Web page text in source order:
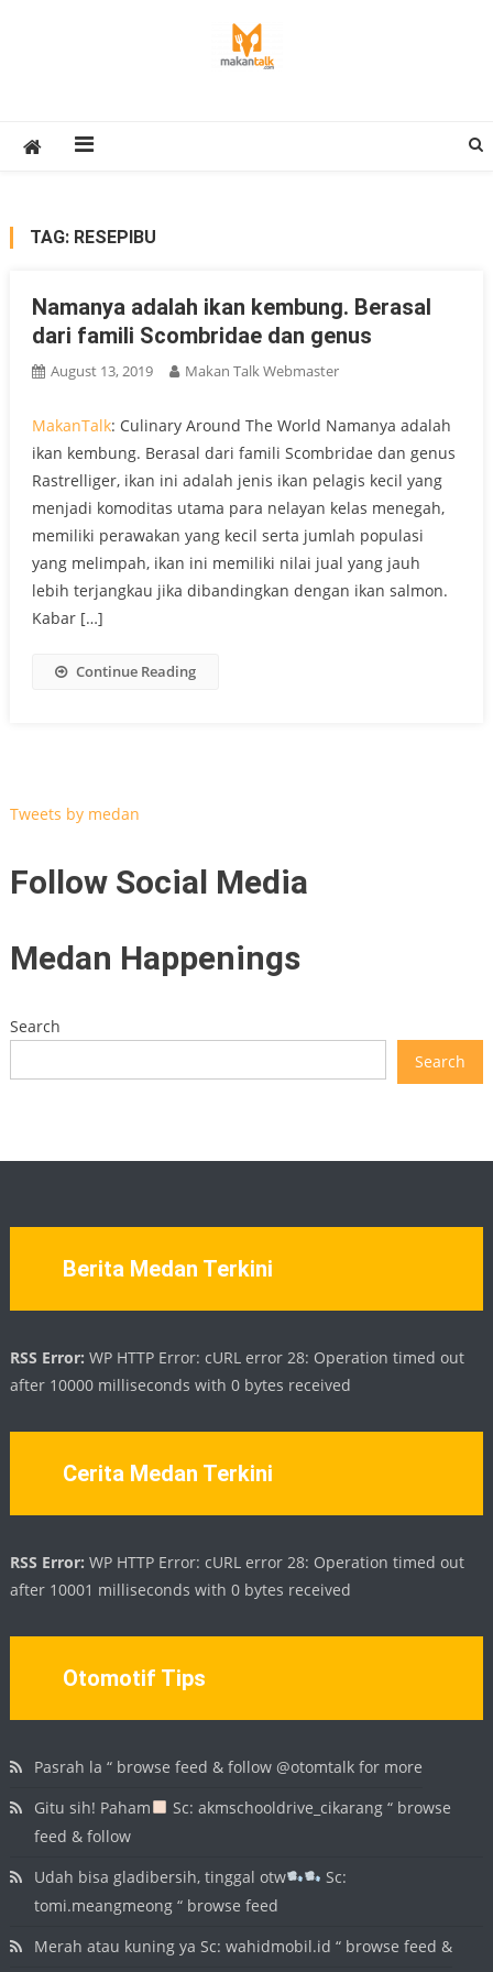
TAG: RESEPIBU
Namanya adalah ikan kembung. Berasal
dari famili Scombridae dan genus
August 13, 2019 Makan Talk Webmaster
MakanTalk: Culinary Around The World Namanya adalah
ikan kembung. Berasal dari famili Scombridae dan genus
Rastrelliger, ikan ini adalah jenis ikan pelagis kecil yang
menjadi komoditas utama para nelayan kelas menegah,
memiliki perawakan yang kecil serta jumlah populasi
yang melimpah, ikan ini memiliki nilai jual yang jauh
lebih terjangkau jika dibandingkan dengan ikan salmon.
Kabar […]
Continue Reading
Tweets by medan
Follow Social Media
Medan Happenings
Search
Search
Berita Medan Terkini
RSS Error: WP HTTP Error: cURL error 28: Operation timed out
after 10000 milliseconds with 0 bytes received
Cerita Medan Terkini
RSS Error: WP HTTP Error: cURL error 28: Operation timed out
after 10001 milliseconds with 0 bytes received
Otomotif Tips
Pasrah la “ browse feed & follow @otomtalk for more
Gitu sih! Paham
Sc: akmschooldrive_cikarang “ browse
feed & follow
Udah bisa gladibersih, tinggal otw
Sc:
tomi.meangmeong “ browse feed
Merah atau kuning ya Sc: wahidmobil.id “ browse feed &